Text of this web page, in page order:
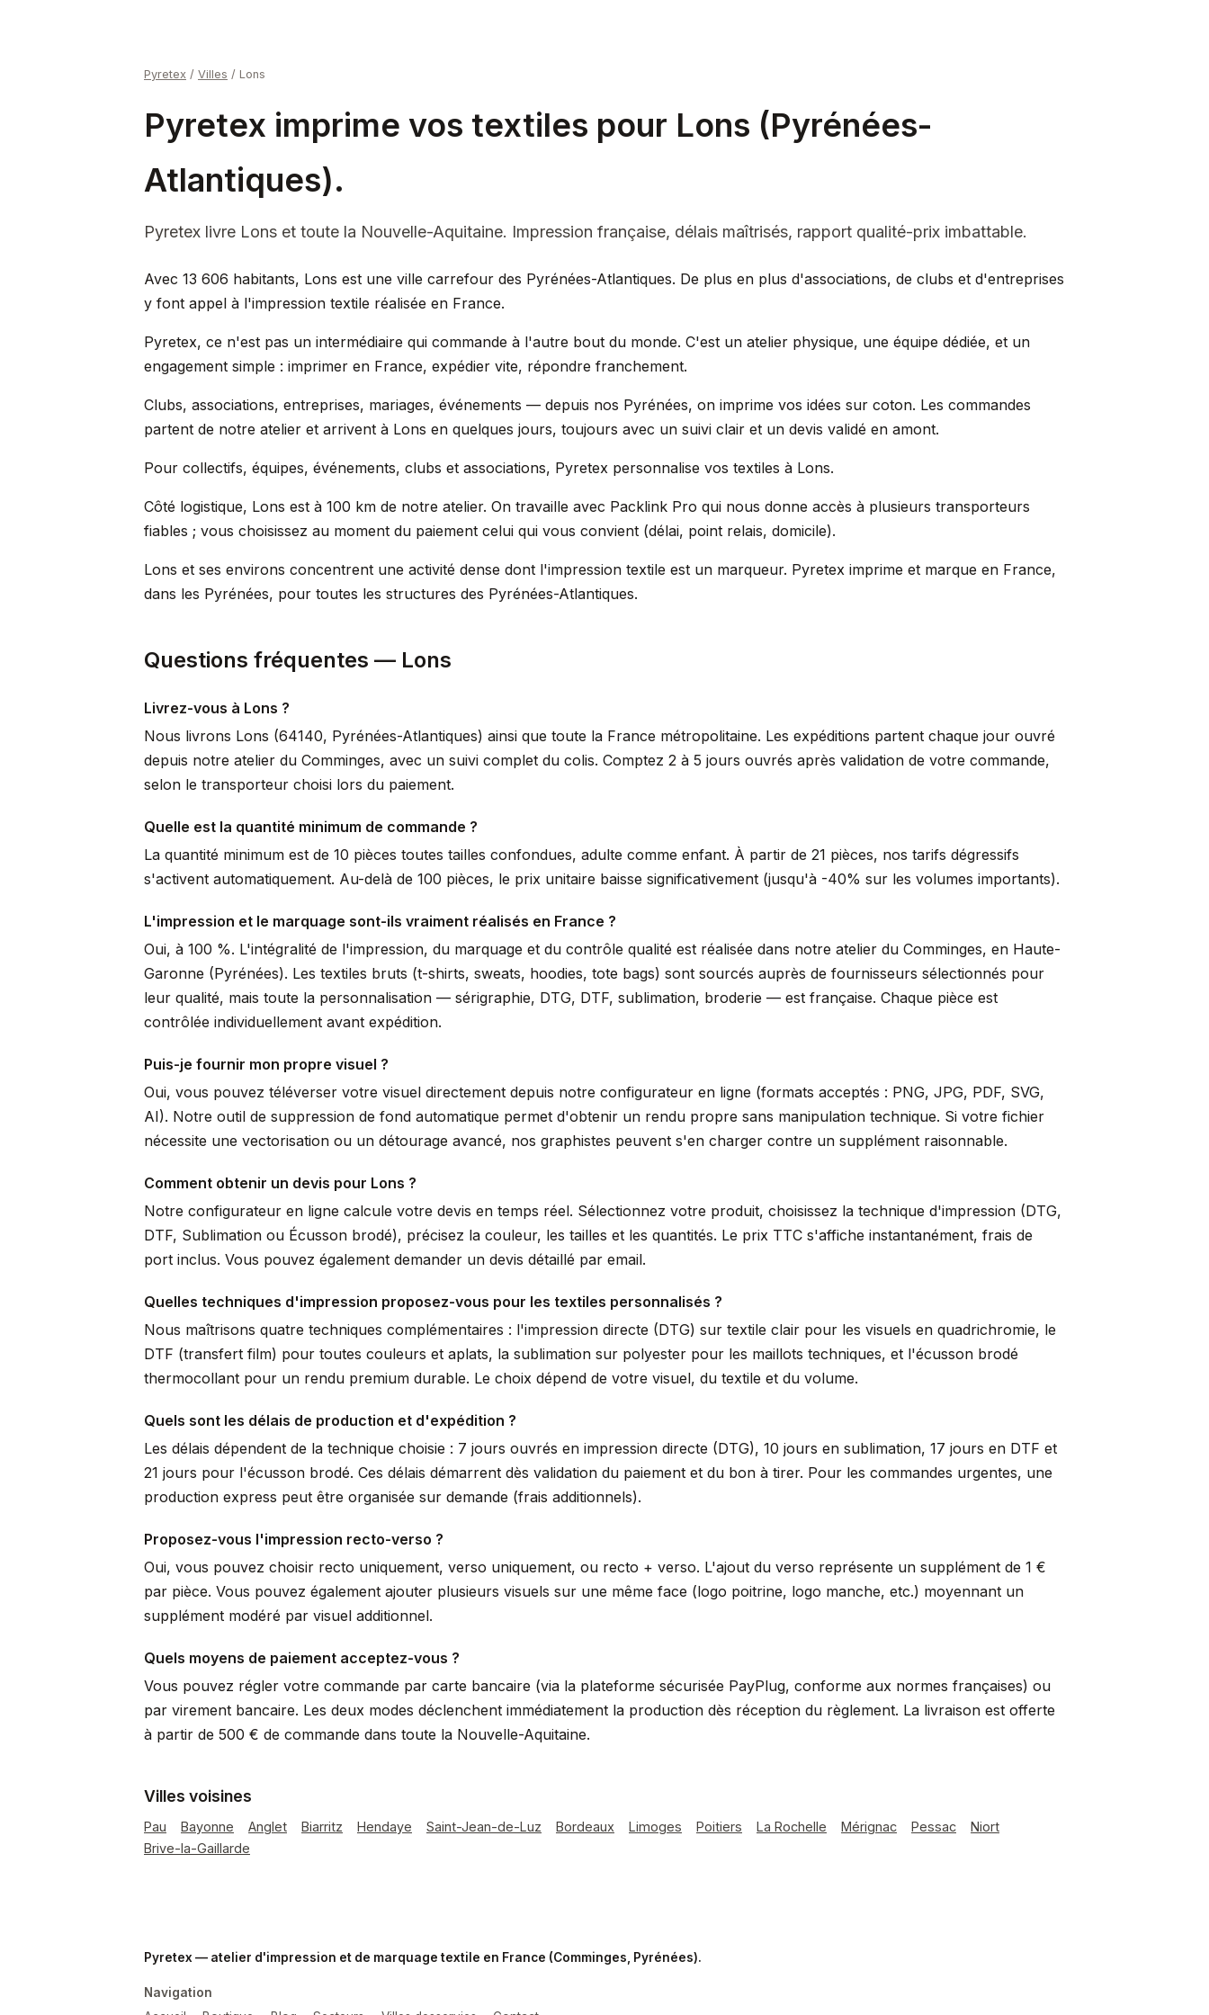
Pyretex / Villes / Lons
Pyretex imprime vos textiles pour Lons (Pyrénées-
Atlantiques).
Pyretex livre Lons et toute la Nouvelle-Aquitaine. Impression française, délais maîtrisés, rapport qualité-prix imbattable.
Avec 13 606 habitants, Lons est une ville carrefour des Pyrénées-Atlantiques. De plus en plus d'associations, de clubs et d'entreprises
y font appel à l'impression textile réalisée en France.
Pyretex, ce n'est pas un intermédiaire qui commande à l'autre bout du monde. C'est un atelier physique, une équipe dédiée, et un
engagement simple : imprimer en France, expédier vite, répondre franchement.
Clubs, associations, entreprises, mariages, événements — depuis nos Pyrénées, on imprime vos idées sur coton. Les commandes
partent de notre atelier et arrivent à Lons en quelques jours, toujours avec un suivi clair et un devis validé en amont.
Pour collectifs, équipes, événements, clubs et associations, Pyretex personnalise vos textiles à Lons.
Côté logistique, Lons est à 100 km de notre atelier. On travaille avec Packlink Pro qui nous donne accès à plusieurs transporteurs
fiables ; vous choisissez au moment du paiement celui qui vous convient (délai, point relais, domicile).
Lons et ses environs concentrent une activité dense dont l'impression textile est un marqueur. Pyretex imprime et marque en France,
dans les Pyrénées, pour toutes les structures des Pyrénées-Atlantiques.
Questions fréquentes — Lons
Livrez-vous à Lons ?
Nous livrons Lons (64140, Pyrénées-Atlantiques) ainsi que toute la France métropolitaine. Les expéditions partent chaque jour ouvré
depuis notre atelier du Comminges, avec un suivi complet du colis. Comptez 2 à 5 jours ouvrés après validation de votre commande,
selon le transporteur choisi lors du paiement.
Quelle est la quantité minimum de commande ?
La quantité minimum est de 10 pièces toutes tailles confondues, adulte comme enfant. À partir de 21 pièces, nos tarifs dégressifs
s'activent automatiquement. Au-delà de 100 pièces, le prix unitaire baisse significativement (jusqu'à -40% sur les volumes importants).
L'impression et le marquage sont-ils vraiment réalisés en France ?
Oui, à 100 %. L'intégralité de l'impression, du marquage et du contrôle qualité est réalisée dans notre atelier du Comminges, en Haute-
Garonne (Pyrénées). Les textiles bruts (t-shirts, sweats, hoodies, tote bags) sont sourcés auprès de fournisseurs sélectionnés pour
leur qualité, mais toute la personnalisation — sérigraphie, DTG, DTF, sublimation, broderie — est française. Chaque pièce est
contrôlée individuellement avant expédition.
Puis-je fournir mon propre visuel ?
Oui, vous pouvez téléverser votre visuel directement depuis notre configurateur en ligne (formats acceptés : PNG, JPG, PDF, SVG,
AI). Notre outil de suppression de fond automatique permet d'obtenir un rendu propre sans manipulation technique. Si votre fichier
nécessite une vectorisation ou un détourage avancé, nos graphistes peuvent s'en charger contre un supplément raisonnable.
Comment obtenir un devis pour Lons ?
Notre configurateur en ligne calcule votre devis en temps réel. Sélectionnez votre produit, choisissez la technique d'impression (DTG,
DTF, Sublimation ou Écusson brodé), précisez la couleur, les tailles et les quantités. Le prix TTC s'affiche instantanément, frais de
port inclus. Vous pouvez également demander un devis détaillé par email.
Quelles techniques d'impression proposez-vous pour les textiles personnalisés ?
Nous maîtrisons quatre techniques complémentaires : l'impression directe (DTG) sur textile clair pour les visuels en quadrichromie, le
DTF (transfert film) pour toutes couleurs et aplats, la sublimation sur polyester pour les maillots techniques, et l'écusson brodé
thermocollant pour un rendu premium durable. Le choix dépend de votre visuel, du textile et du volume.
Quels sont les délais de production et d'expédition ?
Les délais dépendent de la technique choisie : 7 jours ouvrés en impression directe (DTG), 10 jours en sublimation, 17 jours en DTF et
21 jours pour l'écusson brodé. Ces délais démarrent dès validation du paiement et du bon à tirer. Pour les commandes urgentes, une
production express peut être organisée sur demande (frais additionnels).
Proposez-vous l'impression recto-verso ?
Oui, vous pouvez choisir recto uniquement, verso uniquement, ou recto + verso. L'ajout du verso représente un supplément de 1 €
par pièce. Vous pouvez également ajouter plusieurs visuels sur une même face (logo poitrine, logo manche, etc.) moyennant un
supplément modéré par visuel additionnel.
Quels moyens de paiement acceptez-vous ?
Vous pouvez régler votre commande par carte bancaire (via la plateforme sécurisée PayPlug, conforme aux normes françaises) ou
par virement bancaire. Les deux modes déclenchent immédiatement la production dès réception du règlement. La livraison est offerte
à partir de 500 € de commande dans toute la Nouvelle-Aquitaine.
Villes voisines
Pau Bayonne Anglet Biarritz Hendaye Saint-Jean-de-Luz Bordeaux Limoges Poitiers La Rochelle Mérignac Pessac
Niort
Brive-la-Gaillarde
Pyretex — atelier d'impression et de marquage textile en France (Comminges, Pyrénées).
Navigation